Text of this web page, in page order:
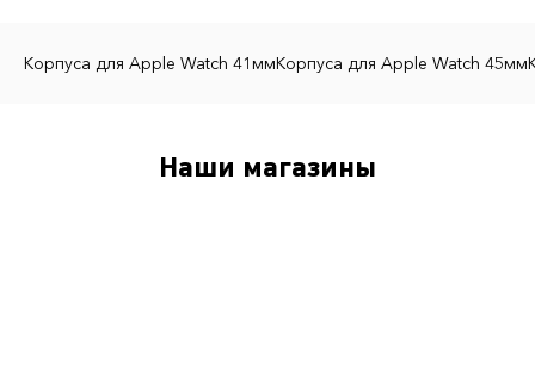
Корпуса для Apple Watch 41ммКорпуса для Apple Watch 45мм
Наши магазины